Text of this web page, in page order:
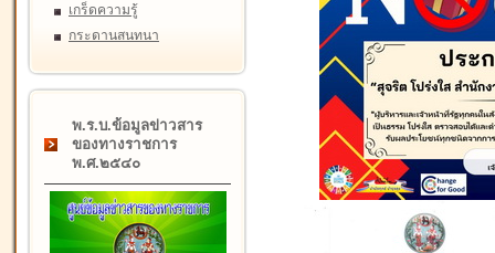
เกร็ดความรู้
กระดานสนทนา
พ.ร.บ.ข้อมูลข่าวสาร
ของทางราชการ
พ.ศ.๒๕๔๐